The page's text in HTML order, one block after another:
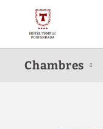
Chambre Double Ou Lits
Chambres